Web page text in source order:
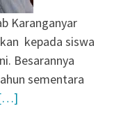
Karanganyar
kepada siswa
Besarannya
sementara